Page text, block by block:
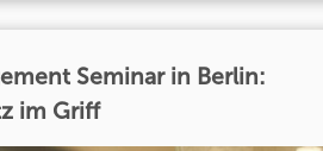
Seminar in Berlin:
im Griff